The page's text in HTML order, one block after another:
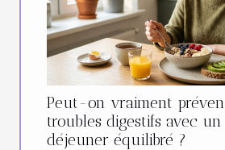
Peut-on vraiment
troubles digestifs avec
déjeuner équilibré ?